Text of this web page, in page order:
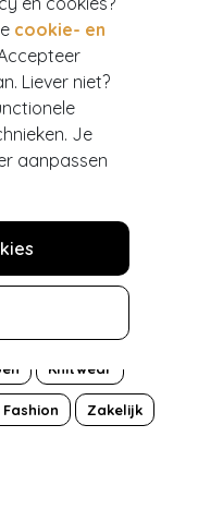
cookie- en
Liever niet?
Je
aanpassen
Knitwear
Zakelijk